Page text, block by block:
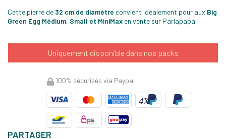
Cette pierre de 32 cm de diamètre convient idéalement pour aux Big
Green Egg Médium, Small et MiniMax en vente sur Parlapapa.
Uniquement disponible dans nos packs
100% sécurisés via Paypal
PARTAGER